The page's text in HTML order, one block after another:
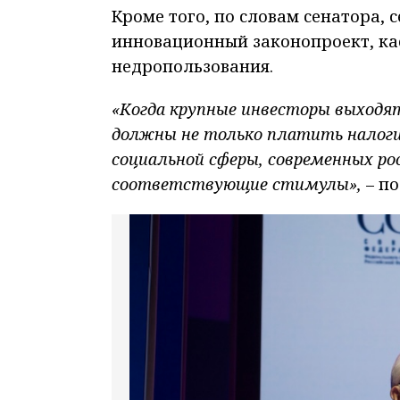
Кроме того, по словам сенатора,
инновационный законопроект,
недропользования.
«Когда крупные инвесторы
должны не только платить
социальной сферы, современных
соответствующие стимулы», –